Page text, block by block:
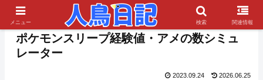
ポケモンスリープ経験値・アメの数シミュ
レーター
2023.09.24 2026.06.25
メニュー 検索 関連情報